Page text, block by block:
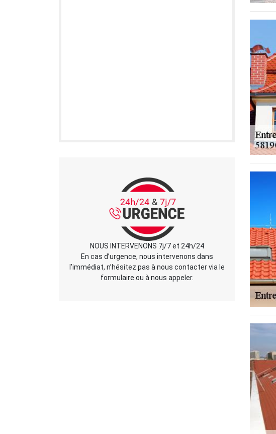
NOUS INTERVENONS 7j/7 et 24h/24
En cas d’urgence, nous intervenons dans
l’immédiat, n’hésitez pas à nous contacter via le
formulaire ou à nous appeler.